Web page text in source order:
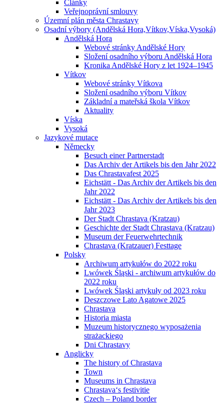
Články
Veřejnoprávní smlouvy
Územní plán města Chrastavy
Osadní výbory (Andělská Hora,Vítkov,Víska,Vysoká)
Andělská Hora
Webové stránky Andělské Hory
Složení osadního výboru Andělská Hora
Kronika Andělské Hory z let 1924–1945
Vítkov
Webové stránky Vítkova
Složení osadního výboru Vítkov
Základní a mateřská škola Vítkov
Aktuality
Víska
Vysoká
Jazykové mutace
Německy
Besuch einer Partnerstadt
Das Archiv der Artikels bis den Jahr 2022
Das Chrastavafest 2025
Eichstätt - Das Archiv der Artikels bis den
Jahr 2022
Eichstätt - Das Archiv der Artikels bis den
Jahr 2023
Der Stadt Chrastava (Kratzau)
Geschichte der Stadt Chrastava (Kratzau)
Museum der Feuerwehrtechnik
Chrastava (Kratzauer) Festtage
Polsky
Archiwum artykułów do 2022 roku
Lwówek Śląski - archiwum artykułów do
2022 roku
Lwówek Śląski artykuły od 2023 roku
Deszczowe Lato Agatowe 2025
Chrastava
Historia miasta
Muzeum historycznego wyposażenia
strażackiego
Dni Chrastavy
Anglicky
The history of Chrastava
Town
Museums in Chrastava
Chrastava‘s festivitie
Czech – Poland border